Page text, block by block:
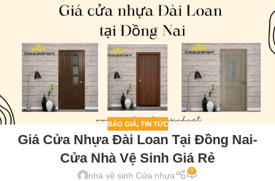
BÁO GIÁ, TIN TỨC
Giá Cửa Nhựa Đài Loan Tại Đồng Nai-
Cửa Nhà Vệ Sinh Giá Rẻ
nhà vệ sinh Cửa nhựa 0